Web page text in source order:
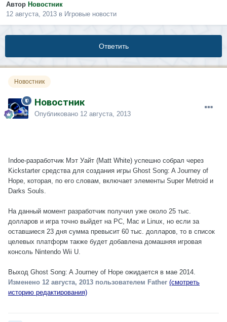
Автор Новостник
12 августа, 2013 в Игровые новости
Ответить
Новостник
Новостник
Опубликовано 12 августа, 2013
Indoe-разработчик Мэт Уайт (Matt White) успешно собрал через
Kickstarter средства для создания игры Ghost Song: A Journey of
Hope, которая, по его словам, включает элементы Super Metroid и
Darks Souls.
На данный момент разработчик получил уже около 25 тыс.
долларов и игра точно выйдет на РС, Mac и Linux, но если за
оставшиеся 23 дня сумма превысит 60 тыс. долларов, то в список
целевых платформ также будет добавлена домашняя игровая
консоль Nintendo Wii U.
Выход Ghost Song: A Journey of Hope ожидается в мае 2014.
Изменено 12 августа, 2013 пользователем Father (смотреть
историю редактирования)